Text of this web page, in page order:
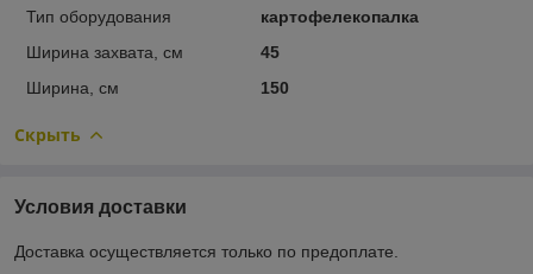
Тип оборудования
картофелекопалка
Ширина захвата, см
45
Ширина, см
150
Скрыть
Условия доставки
Доставка осуществляется только по предоплате.